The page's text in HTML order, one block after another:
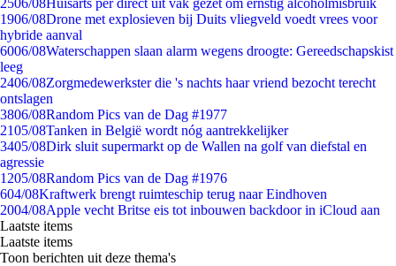
2506/08Huisarts per direct uit vak gezet om ernstig alcoholmisbruik
1906/08Drone met explosieven bij Duits vliegveld voedt vrees voor
hybride aanval
6006/08Waterschappen slaan alarm wegens droogte: Gereedschapskist
leeg
2406/08Zorgmedewerkster die 's nachts haar vriend bezocht terecht
ontslagen
3806/08Random Pics van de Dag #1977
2105/08Tanken in België wordt nóg aantrekkelijker
3405/08Dirk sluit supermarkt op de Wallen na golf van diefstal en
agressie
1205/08Random Pics van de Dag #1976
604/08Kraftwerk brengt ruimteschip terug naar Eindhoven
2004/08Apple vecht Britse eis tot inbouwen backdoor in iCloud aan
Laatste items
Laatste items
Toon berichten uit deze thema's